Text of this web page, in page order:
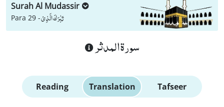
Surah Al Mudassir
Para 29 -تَبٰرَكَ الَّذِیْ
سورة المدثر
Reading Translation Tafseer